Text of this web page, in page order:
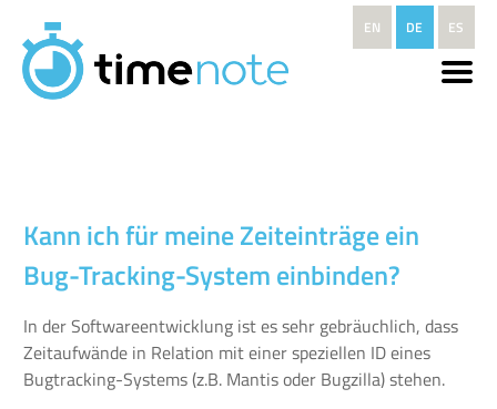
EN DE ES
Kann ich für meine Zeiteinträge ein
Bug-Tracking-System einbinden?
In der Softwareentwicklung ist es sehr gebräuchlich, dass
Zeitaufwände in Relation mit einer speziellen ID eines
Bugtracking-Systems (z.B. Mantis oder Bugzilla) stehen.